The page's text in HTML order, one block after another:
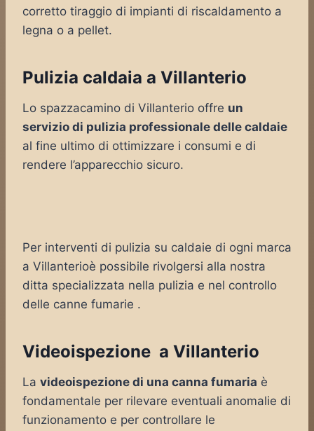
corretto tiraggio di impianti di riscaldamento a
legna o a pellet.
Pulizia caldaia a Villanterio
Lo spazzacamino di Villanterio offre un
servizio di pulizia professionale delle caldaie
al fine ultimo di ottimizzare i consumi e di
rendere l’apparecchio sicuro.
Per interventi di pulizia su caldaie di ogni marca
a Villanterioè possibile rivolgersi alla nostra
ditta specializzata nella pulizia e nel controllo
delle canne fumarie .
Videoispezione a Villanterio
La videoispezione di una canna fumaria è
fondamentale per rilevare eventuali anomalie di
funzionamento e per controllare le